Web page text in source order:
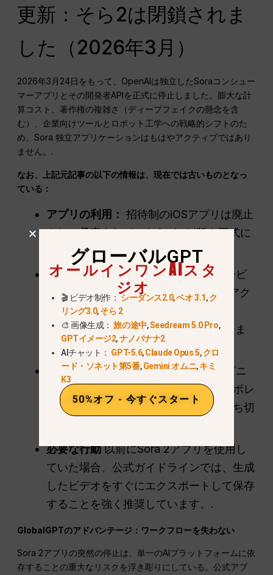
更新：そら2は閉鎖されま
した（2026年3月）
2026年3月24日をもって、OpenAIは独立したSoraコンシュー
マーアプリとその開発者APIを正式に停止しました。膨大な計
算コスト、著作権の複雑さ（ディープフェイクの懸念を含
む）、企業向けツールとロボット工学への戦略的シフトのた
め、Sora 独立アプリケーションはもはやアクティブではあり
ません。.
なお、上記元記事の以下の情報は、現在では古いものとなっ
ている：
アプリの利用： 招待制のiOSアプリは廃止
され、予定されていたAndroid版も正式に
キャンセルされた。.
価格とアクセススタンドアローンサービ
スが終了したため、「そら2プロ」にアク
セスするために必要な月額$200の
ChatGPTプロ契約は適用されなくなりま
した。.
パートナーシップオープンAIとディズニ
ーの$1億ドルの契約などの主要なコラボレ
ーションも、アプリの閉鎖とともに打ち切
必要な行動以前にSora 2アプリを使用し
ていた場合、公式ガイドラインでは、生成
したビデオをすぐにエクスポートして保存
することを強く推奨しています。.
GlobalGPTのアドバンテージ：ワークフローを失わない
Sora 2アプリの突然の停止は、単一のAIプラットフォームに依
存することの重大なリスクを浮き彫りにしている。公式アプ
グローバルGPT
オールインワンAIスタ
ジオ
🎬 ビデオ制作：シーダンス2.0,ベオ 3.1,ク
リング3.0,そら 2
🎨 画像生成：旅の途中,Seedream 5.0 Pro,
GPTイメージ2,ナノバナナ2
AIチャット： GPT-5.6,Claude Opus 5,クロ
ード・ソネット第5番,Gemini オムニ,キミ
K3
50%オフ - 今すぐスタート